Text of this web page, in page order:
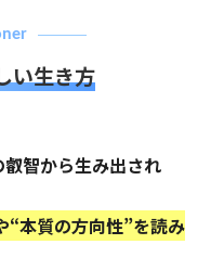
い生き方
叡智から生み出され
“本質の方向性”を読み